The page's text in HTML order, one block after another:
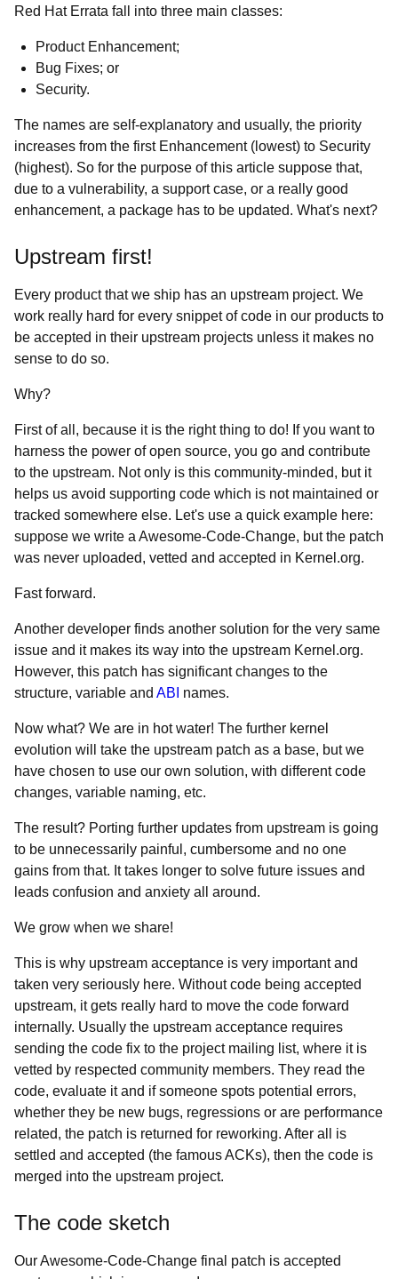
Red Hat Errata fall into three main classes:
Product Enhancement;
Bug Fixes; or
Security.
The names are self-explanatory and usually, the priority
increases from the first Enhancement (lowest) to Security
(highest). So for the purpose of this article suppose that,
due to a vulnerability, a support case, or a really good
enhancement, a package has to be updated. What's next?
Upstream first!
Every product that we ship has an upstream project. We
work really hard for every snippet of code in our products to
be accepted in their upstream projects unless it makes no
sense to do so.
Why?
First of all, because it is the right thing to do! If you want to
harness the power of open source, you go and contribute
to the upstream. Not only is this community-minded, but it
helps us avoid supporting code which is not maintained or
tracked somewhere else. Let's use a quick example here:
suppose we write a Awesome-Code-Change, but the patch
was never uploaded, vetted and accepted in Kernel.org.
Fast forward.
Another developer finds another solution for the very same
issue and it makes its way into the upstream Kernel.org.
However, this patch has significant changes to the
structure, variable and ABI names.
Now what? We are in hot water! The further kernel
evolution will take the upstream patch as a base, but we
have chosen to use our own solution, with different code
changes, variable naming, etc.
The result? Porting further updates from upstream is going
to be unnecessarily painful, cumbersome and no one
gains from that. It takes longer to solve future issues and
leads confusion and anxiety all around.
We grow when we share!
This is why upstream acceptance is very important and
taken very seriously here. Without code being accepted
upstream, it gets really hard to move the code forward
internally. Usually the upstream acceptance requires
sending the code fix to the project mailing list, where it is
vetted by respected community members. They read the
code, evaluate it and if someone spots potential errors,
whether they be new bugs, regressions or are performance
related, the patch is returned for reworking. After all is
settled and accepted (the famous ACKs), then the code is
merged into the upstream project.
The code sketch
Our Awesome-Code-Change final patch is accepted